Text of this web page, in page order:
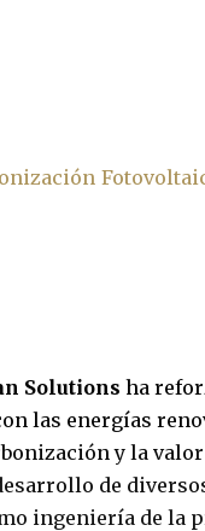
Solutions ha
las energías
y la
de
ingeniería de la